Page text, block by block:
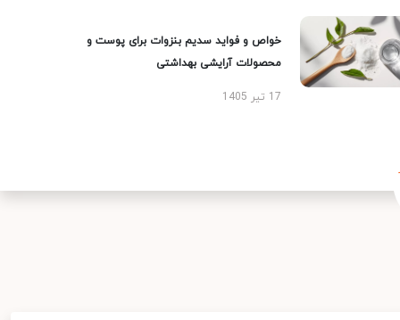
خواص و فواید سدیم بنزوات برای پوست و
محصولات آرایشی بهداشتی
17 تیر 1405